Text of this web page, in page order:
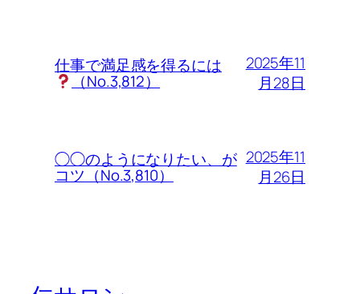
仕事で満足感を得るには
（No.3,812）
2025年11
月28日
◯◯のようになりたい、が
コツ（No.3,810）
2025年11
月26日